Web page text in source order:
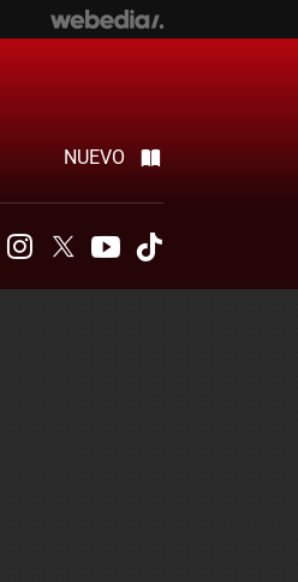
NUEVO
FacebookInstagram
Twitter Youtube